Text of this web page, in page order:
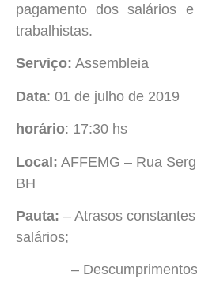
pagamento dos salários
trabalhistas.
Serviço: Assembleia
Data: 01 de julho de 2019
horário: 17:30 hs
Local: AFFEMG – Rua
BH
Pauta: – Atrasos
salários;
– Descumprimentos